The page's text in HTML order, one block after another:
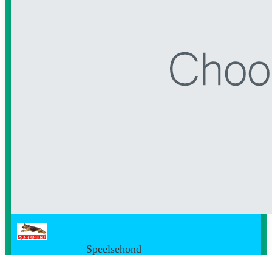
Speelsehond